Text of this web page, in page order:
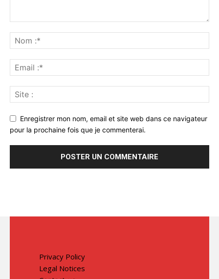
Enregistrer mon nom, email et site web dans ce navigateur
pour la prochaine fois que je commenterai.
Privacy Policy
Legal Notices